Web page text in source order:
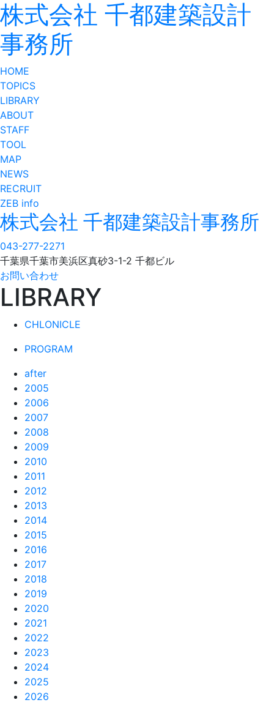
株式会社 千都建築設計
事務所
HOME
TOPICS
LIBRARY
ABOUT
STAFF
TOOL
MAP
NEWS
RECRUIT
ZEB info
株式会社 千都建築設計事務所
043-277-2271
千葉県千葉市美浜区真砂3-1-2 千都ビル
お問い合わせ
LIBRARY
CHLONICLE
PROGRAM
after
2005
2006
2007
2008
2009
2010
2011
2012
2013
2014
2015
2016
2017
2018
2019
2020
2021
2022
2023
2024
2025
2026